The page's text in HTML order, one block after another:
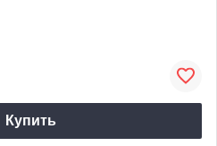
Купить